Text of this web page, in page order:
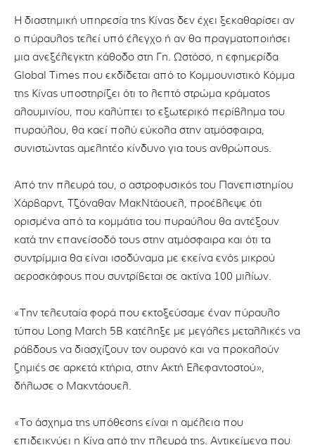
Η διαστημική υπηρεσία της Κίνας δεν έχει ξεκαθαρίσει αν
ο πύραυλος τελεί υπό έλεγχο ή αν θα πραγματοποιήσει
μια ανεξέλεγκτη κάθοδο στη Γη. Ωστόσο, η εφημερίδα
Global Times που εκδίδεται από το Κομμουνιστικό Κόμμα
της Κίνας υποστηρίζει ότι το λεπτό στρώμα κράματος
αλουμινίου, που καλύπτει το εξωτερικό περίβλημα του
πυραύλου, θα καεί πολύ εύκολα στην ατμόσφαιρα,
συνιστώντας αμελητέο κίνδυνο για τους ανθρώπους.
Από την πλευρά του, ο αστροφυσικός του Πανεπιστημίου
Χάρβαρντ, Τζόναθαν ΜακΝτάουελ, προέβλεψε ότι
ορισμένα από τα κομμάτια του πυραύλου θα αντέξουν
κατά την επανείσοδό τους στην ατμόσφαιρα και ότι τα
συντρίμμια θα είναι ισοδύναμα με εκείνα ενός μικρού
αεροσκάφους που συντρίβεται σε ακτίνα 100 μιλίων.
«Την τελευταία φορά που εκτοξεύσαμε έναν πύραυλο
τύπου Long March 5B κατέληξε με μεγάλες μεταλλικές να
ράβδους να διασχίζουν τον ουρανό και να προκαλούν
ζημιές σε αρκετά κτήρια, στην Ακτή Ελεφαντοστού»,
δήλωσε ο Μακντάουελ.
«Το άσχημα της υπόθεσης είναι η αμέλεια που
επιδεικνύει η Κίνα από την πλευρά της. Αντικείμενα που